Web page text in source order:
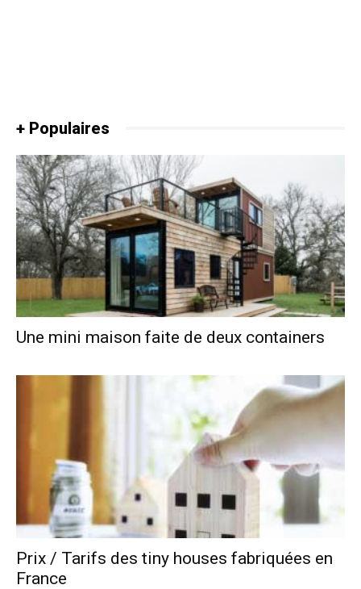
+ Populaires
Une mini maison faite de deux containers
Prix / Tarifs des tiny houses fabriquées en
France